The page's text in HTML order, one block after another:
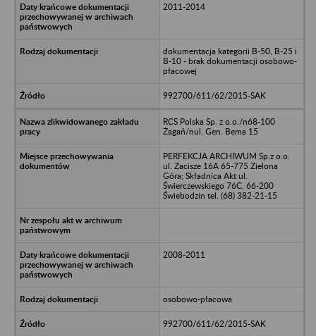
2011-2014
dokumentacja kategorii B-50, B-25 i
B-10 - brak dokumentacji osobowo-
płacowej
992700/611/62/2015-SAK
RCS Polska Sp. z o.o./n68-100
Żagań/nul. Gen. Bema 15
PERFEKCJA ARCHIWUM Sp.z o.o.
ul. Zacisze 16A 65-775 Zielona
Góra; Składnica Akt ul.
Świerczewskiego 76C, 66-200
Świebodzin tel. (68) 382-21-15
2008-2011
osobowo-płacowa
992700/611/62/2015-SAK